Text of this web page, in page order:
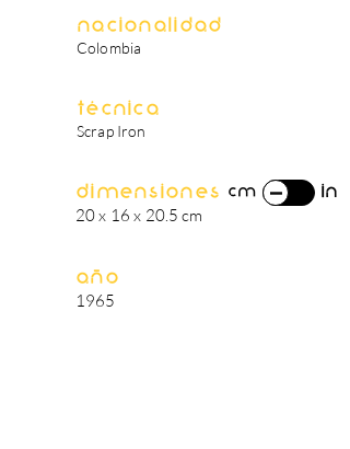
Nacionalidad
Colombia
Técnica
Scrap Iron
Dimensiones
20 x 16 x 20.5 cm
cm in
Año
1965